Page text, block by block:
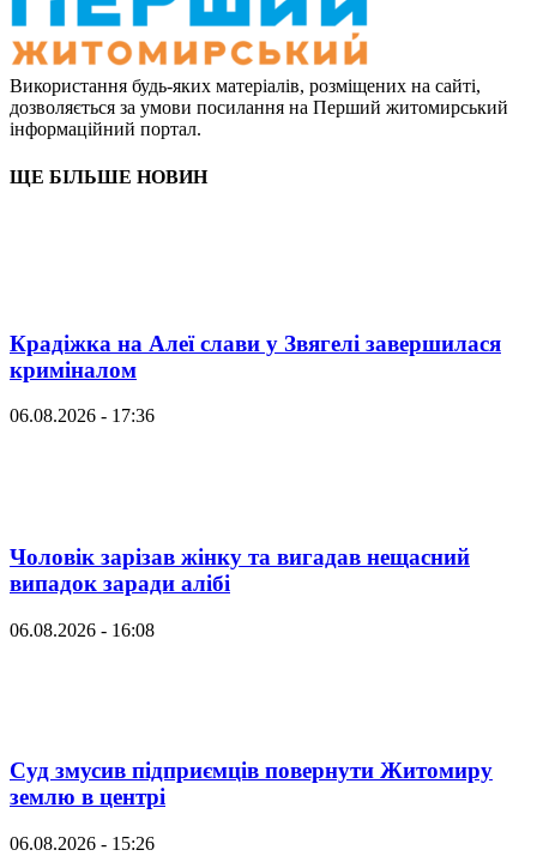
Використання будь-яких матеріалів, розміщених на сайті,
дозволяється за умови посилання на Перший житомирський
інформаційний портал.
ЩЕ БІЛЬШЕ НОВИН
Крадіжка на Алеї слави у Звягелі завершилася
криміналом
06.08.2026 - 17:36
Чоловік зарізав жінку та вигадав нещасний
випадок заради алібі
06.08.2026 - 16:08
Суд змусив підприємців повернути Житомиру
землю в центрі
06.08.2026 - 15:26